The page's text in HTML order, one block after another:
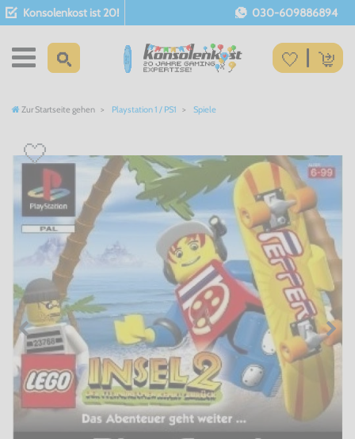
Konsolenkost ist 20! 030-609886894
Zur Startseite gehen Playstation 1 / PS1 Spiele